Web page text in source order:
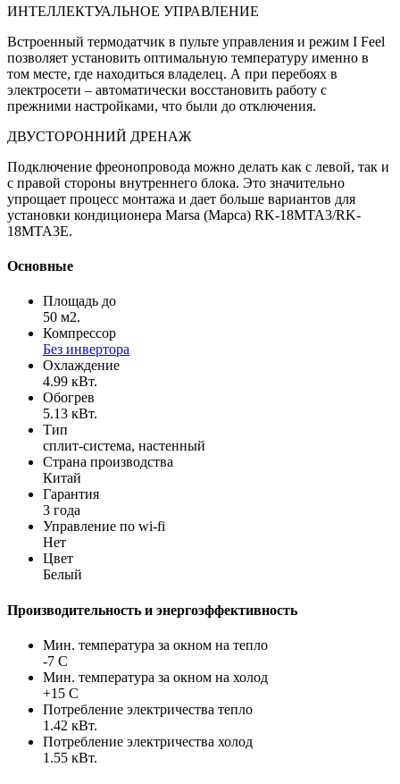
ИНТЕЛЛЕКТУАЛЬНОЕ УПРАВЛЕНИЕ
Встроенный термодатчик в пульте управления и режим I Feel
позволяет установить оптимальную температуру именно в
том месте, где находиться владелец. А при перебоях в
электросети – автоматически восстановить работу с
прежними настройками, что были до отключения.
ДВУСТОРОННИЙ ДРЕНАЖ
Подключение фреонопровода можно делать как с левой, так и
с правой стороны внутреннего блока. Это значительно
упрощает процесс монтажа и дает больше вариантов для
установки кондиционера Marsa (Марса) RK-18MTA3/RK-
18MTA3E.
Основные
Площадь до
50 м2.
Компрессор
Без инвертора
Охлаждение
4.99 кВт.
Обогрев
5.13 кВт.
Тип
сплит-система, настенный
Страна производства
Китай
Гарантия
3 года
Управление по wi-fi
Нет
Цвет
Белый
Производительность и энергоэффективность
Мин. температура за окном на тепло
-7 С
Мин. температура за окном на холод
+15 С
Потребление электричества тепло
1.42 кВт.
Потребление электричества холод
1.55 кВт.